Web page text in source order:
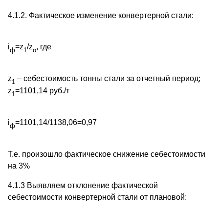
4.1.2. Фактическое изменение конвертерной стали:
iф=z1 /zо, где
z1 – себестоимость тонны стали за отчетный период;
z1 =1101,14 руб./т
iф=1101,14/1138,06=0,97
Т.е. произошло фактическое снижение себестоимости
на 3%
4.1.3 Выявляем отклонение фактической
себестоимости конвертерной стали от плановой: